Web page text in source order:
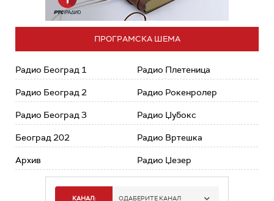
ПРОГРАМСКА ШЕМА
Радио Београд 1
Радио Београд 2
Радио Београд 3
Београд 202
Архив
Радио Плетеница
Радио Рокенролер
Радио Џубокс
Радио Вртешка
Радио Џезер
КАНАЛ: ОДАБЕРИТЕ КАНАЛ